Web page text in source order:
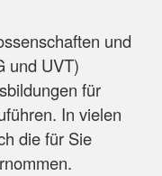
und
und UVT)
für
In vielen
die für Sie